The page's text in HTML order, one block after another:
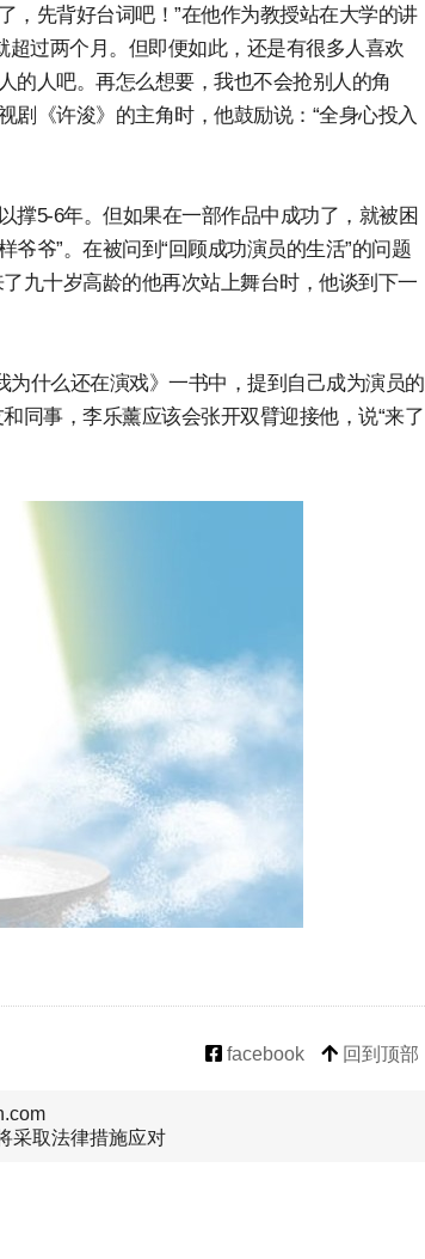
，先背好台词吧！”在他作为教授站在大学的讲
过两个月。但即便如此，还是有很多人喜欢
的人吧。再怎么想要，我也不会抢别人的角
剧《许浚》的主角时，他鼓励说：“全身心投入
撑5-6年。但如果在一部作品中成功了，就被困
爷爷”。在被问到“回顾成功演员的生活”的问题
九十岁高龄的他再次站上舞台时，他谈到下一
什么还在演戏》一书中，提到自己成为演员的
同事，李乐薰应该会张开双臂迎接他，说“来了
facebook
回到顶部
采取法律措施应对